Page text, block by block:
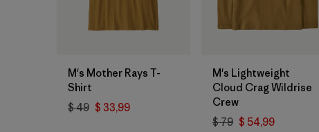
M's Mother Rays T-
Shirt
$ 49 $ 33,99
M's Lightweight
Cloud Crag Wildrise
Crew
$ 79 $ 54,99